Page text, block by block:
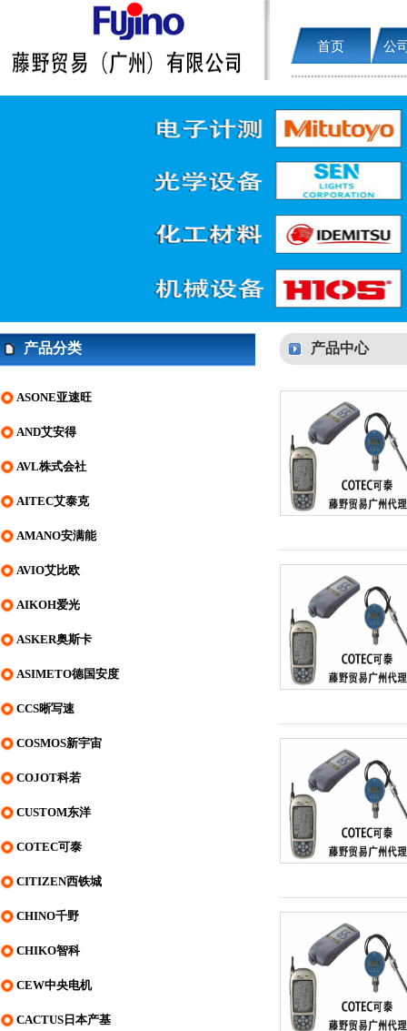
首页 公
产品分类
ASONE亚速旺
AND艾安得
AVL株式会社
AITEC艾泰克
AMANO安满能
AVIO艾比欧
AIKOH爱光
ASKER奥斯卡
ASIMETO德国安度
CCS晰写速
COSMOS新宇宙
COJOT科若
CUSTOM东洋
COTEC可泰
CITIZEN西铁城
CHINO千野
CHIKO智科
CEW中央电机
CACTUS日本产基
产品中心